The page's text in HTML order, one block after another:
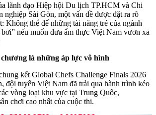
lãnh đạo Hiệp hội Du lịch TP.HCM và Chi
nghiệp Sài Gòn, một vấn đề được đặt ra rõ
Không thể để những tài năng trẻ của ngành
nếu muốn đưa ẩm thực Việt Nam vươn xa
là những áp lực vô hình
kết Global Chefs Challenge Finals 2026
đội tuyển Việt Nam đã trải qua hành trình kéo
vòng loại khu vực tại Trung Quốc,
chơi cao nhất của cuộc thi.